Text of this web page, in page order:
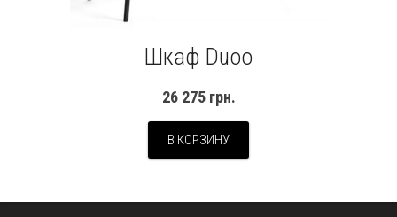
Шкаф Duoo
26 275 грн.
В КОРЗИНУ